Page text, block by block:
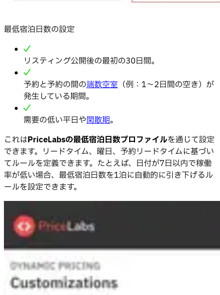
最低宿泊日数の設定
リスティング公開後の最初の30日間。
予約と予約の間の端数空室 （例：1〜2日間の空き）が
発生している期間。
需要の低い平日や閑散期。
これはPriceLabsの最低宿泊日数プロファイルを通じて設定
できます。リードタイム、曜日、予約リードタイムに基づい
てルールを定義できます。たとえば、日付が7日以内で稼働
率が低い場合、最低宿泊日数を1泊に自動的に引き下げるル
ールを設定できます。